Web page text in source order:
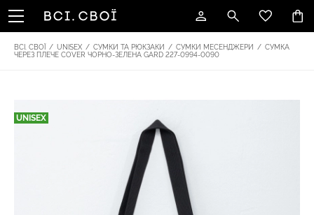
ВСІ. СВОЇ / UNISEX / СУМКИ ТА РЮКЗАКИ / СУМКИ МЕСЕНДЖЕРИ / СУМКА
ЧЕРЕЗ ПЛЕЧЕ COVER ЧОРНО-ЗЕЛЕНА GARD 227-0994-0090
UNISEX